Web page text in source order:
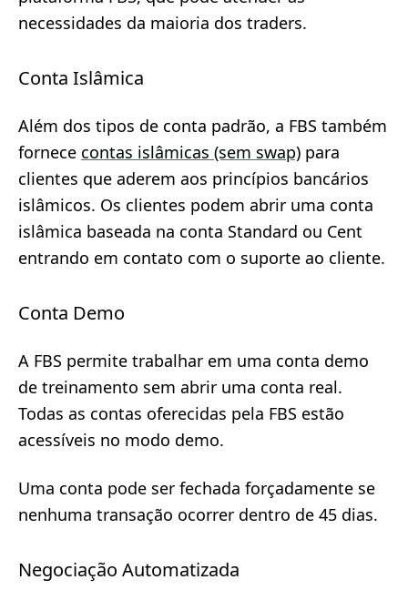
necessidades da maioria dos traders.
Conta Islâmica
Além dos tipos de conta padrão, a FBS também
fornece contas islâmicas (sem swap) para
clientes que aderem aos princípios bancários
islâmicos. Os clientes podem abrir uma conta
islâmica baseada na conta Standard ou Cent
entrando em contato com o suporte ao cliente.
Conta Demo
A FBS permite trabalhar em uma conta demo
de treinamento sem abrir uma conta real.
Todas as contas oferecidas pela FBS estão
acessíveis no modo demo.
Uma conta pode ser fechada forçadamente se
nenhuma transação ocorrer dentro de 45 dias.
Negociação Automatizada